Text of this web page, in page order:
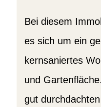
Bei diesem
es sich um ein
kernsaniertes
und
gut